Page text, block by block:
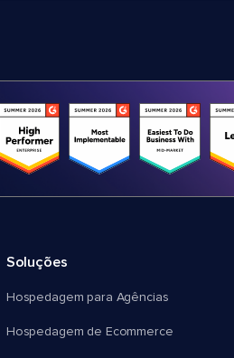
Soluções
Hospedagem para Agências
Hospedagem de Ecommerce